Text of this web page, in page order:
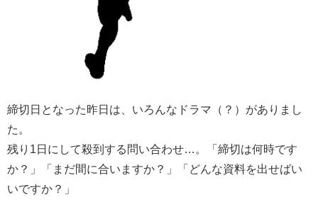
締切日となった昨日は、いろんなドラマ（？）がありまし
た。
残り1日にして殺到する問い合わせ…。「締切は何時です
か？」「まだ間に合いますか？」「どんな資料を出せばい
いですか？」